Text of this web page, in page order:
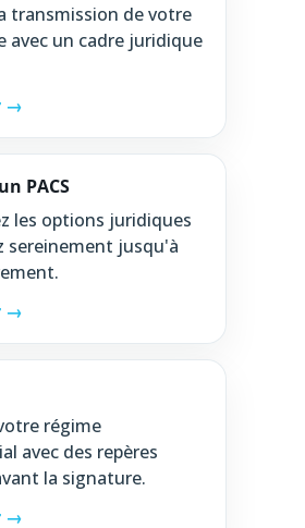
transmission de votre
avec un cadre juridique
→
PACS
les options juridiques
sereinement jusqu'à
→
régime
avec des repères
la signature.
→